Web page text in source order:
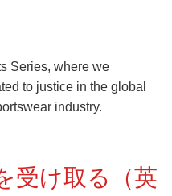
Series, where we
to justice in the global
industry.
受け取る（英